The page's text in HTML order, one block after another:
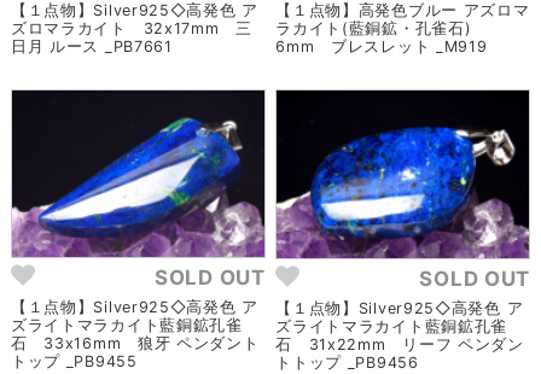
【１点物】Silver925◇高発色 ア
ズロマラカイト 32x17mm 三
日月 ルース _PB7661
【１点物】高発色ブルー アズロマ
ラカイト(藍銅鉱・孔雀石)
6mm ブレスレット _M919
SOLD OUT
【１点物】Silver925◇高発色 ア
ズライトマラカイト藍銅鉱孔雀
石 33x16mm 狼牙 ペンダント
トップ _PB9455
SOLD OUT
【１点物】Silver925◇高発色 ア
ズライトマラカイト藍銅鉱孔雀
石 31x22mm リーフ ペンダン
トトップ _PB9456